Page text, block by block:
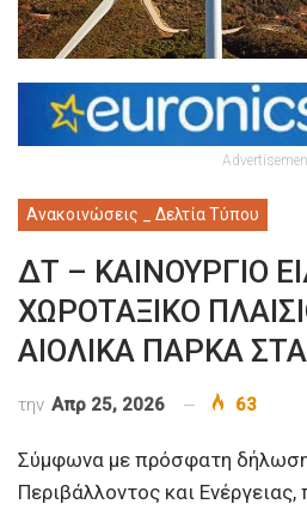
Ανακοινώσεις _ Δελτία Τύπου
ΔΤ – ΚΑΙΝΟΥΡΓΙΟ
ΧΩΡΟΤΑΞΙΚΟ
ΑΙΟΛΙΚΑ ΠΑΡΚΑ
την Απρ 25, 2026 63
Σύμφωνα με πρόσφατη
Περιβάλλοντος και